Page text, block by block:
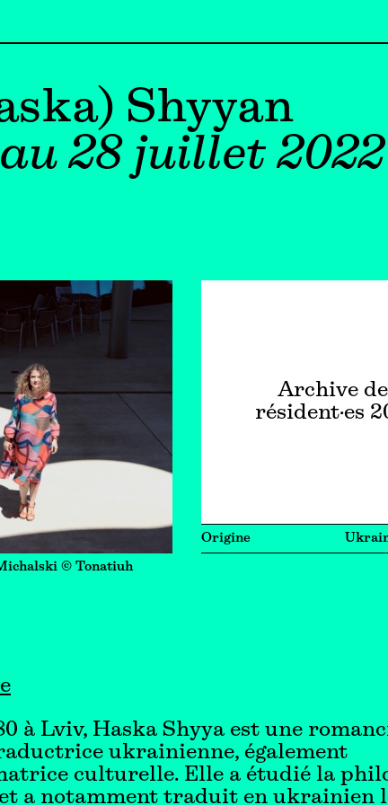
Shyyan
28 juillet 2022
© Tonatiuh
Archive
résident·es
Origine
à Lviv, Haska Shyya est une
ukrainienne, également
culturelle. Elle a étudié la
a notamment traduit en ukrainien